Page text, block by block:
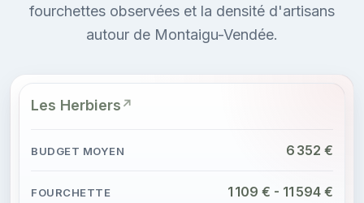
fourchettes observées et la densité d'artisans
autour de Montaigu-Vendée.
Les Herbiers
6 352 €
1 109 € - 11 594 €